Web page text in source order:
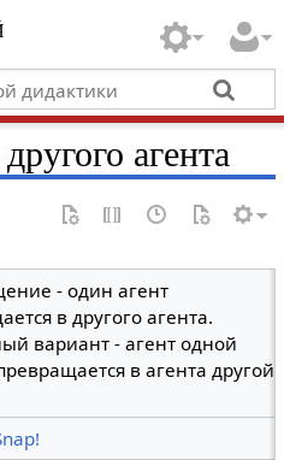
агента
- один агент
в другого агента.
вариант - агент одной
в агента другой